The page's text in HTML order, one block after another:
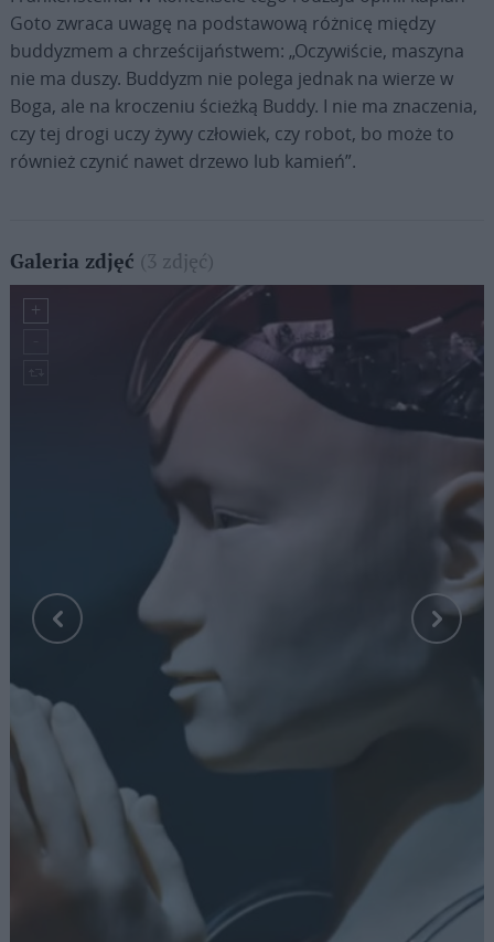
Goto zwraca uwagę na podstawową różnicę między
buddyzmem a chrześcijaństwem: „Oczywiście, maszyna
nie ma duszy. Buddyzm nie polega jednak na wierze w
Boga, ale na kroczeniu ścieżką Buddy. I nie ma znaczenia,
czy tej drogi uczy żywy człowiek, czy robot, bo może to
również czynić nawet drzewo lub kamień”.
Galeria zdjęć (3 zdjęć)